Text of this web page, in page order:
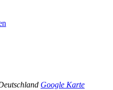
Google Karte